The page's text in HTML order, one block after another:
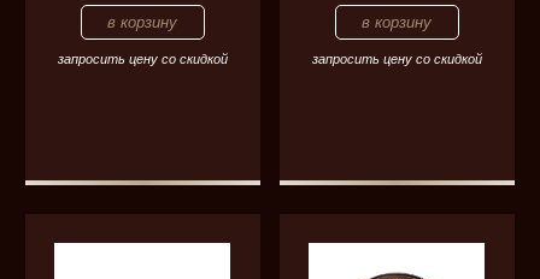
запросить цену со скидкой запросить цену со скидкой